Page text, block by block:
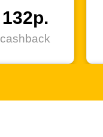
132р.
cashback